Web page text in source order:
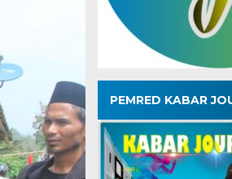
PEMRED KABAR